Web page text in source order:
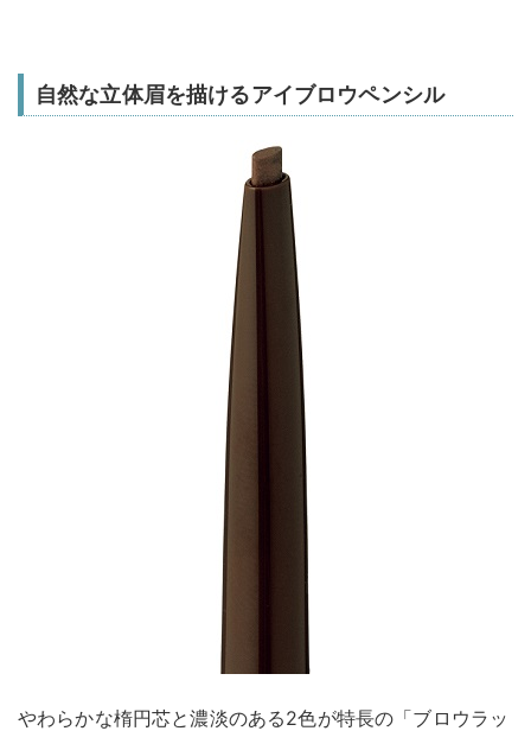
自然な立体眉を描けるアイブロウペンシル
やわらかな楕円芯と濃淡のある2色が特長の「ブロウラッ